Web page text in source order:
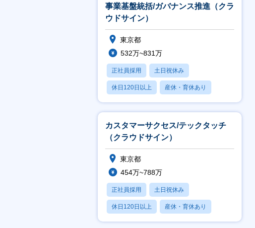
事業基盤統括/ガバナンス推進（クラ
ウドサイン）
東京都
532万~831万
正社員採用 土日祝休み
休日120日以上 産休・育休あり
月残業20時間以内
カスタマーサクセス/テックタッチ
（クラウドサイン）
東京都
454万~788万
正社員採用 土日祝休み
休日120日以上 産休・育休あり
月残業20時間以内